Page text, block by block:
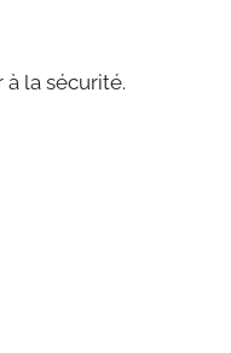
la sécurité.